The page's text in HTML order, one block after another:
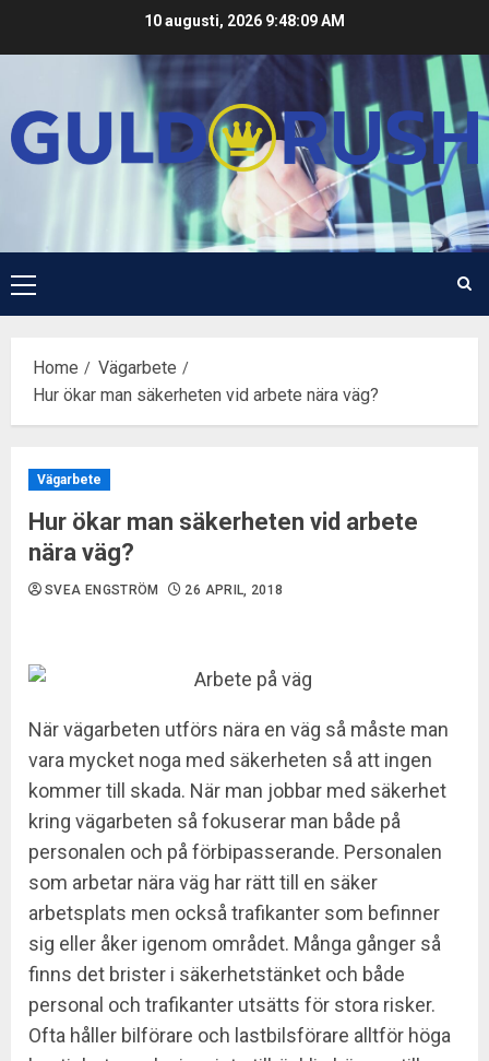
10 augusti, 2026 9:48:10 AM
Primary
Menu
Home
Vägarbete
Hur ökar man säkerheten vid arbete nära väg?
Vägarbete
Hur ökar man säkerheten vid arbete
nära väg?
SVEA ENGSTRÖM 26 APRIL, 2018
När vägarbeten utförs nära en väg så måste man
vara mycket noga med säkerheten så att ingen
kommer till skada. När man jobbar med säkerhet
kring vägarbeten så fokuserar man både på
personalen och på förbipasserande. Personalen
som arbetar nära väg har rätt till en säker
arbetsplats men också trafikanter som befinner
sig eller åker igenom området. Många gånger så
finns det brister i säkerhetstänket och både
personal och trafikanter utsätts för stora risker.
Ofta håller bilförare och lastbilsförare alltför höga